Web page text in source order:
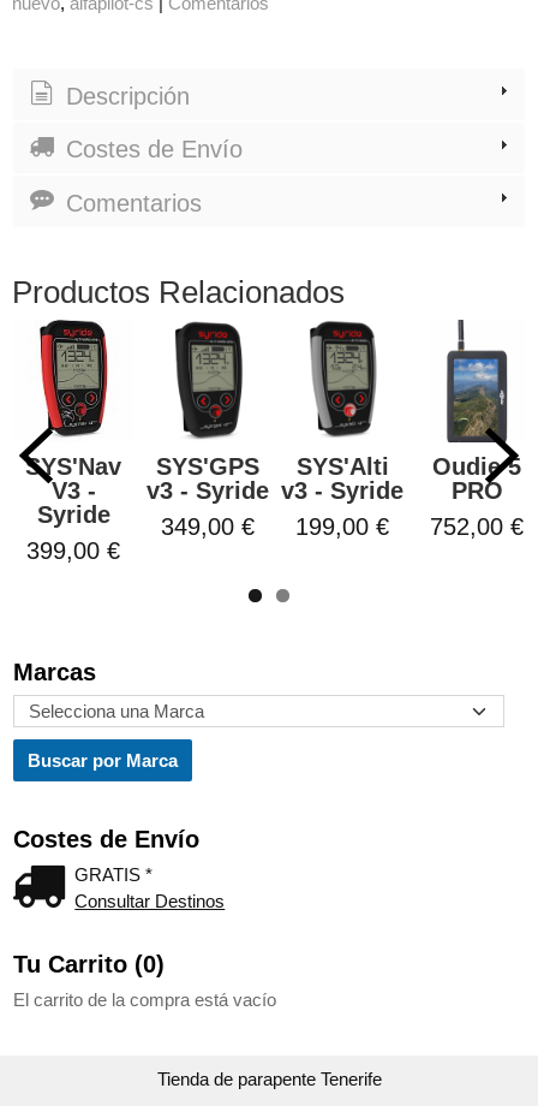
Marcas
Costes de Envío
GRATIS *
Consultar Destinos
Tu Carrito (0)
El carrito de la compra está vacío
Descripción
Costes de Envío
Comentarios
Productos Relacionados
SYS'Nav
V3 -
Syride
399,00 €
SYS'GPS
v3 - Syride
349,00 €
SYS'Alti
v3 - Syride
199,00 €
Oudie 5
PRO
752,00 €
Tienda de parapente Tenerife